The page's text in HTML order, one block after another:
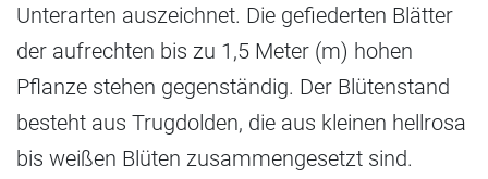
Unterarten auszeichnet. Die gefiederten Blätter
der aufrechten bis zu 1,5 Meter (m) hohen
Pflanze stehen gegenständig. Der Blütenstand
besteht aus Trugdolden, die aus kleinen hellrosa
bis weißen Blüten zusammengesetzt sind.